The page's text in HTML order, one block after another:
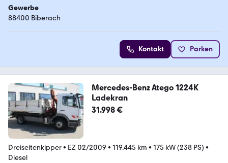
Gewerbe
88400 Biberach
Kontakt Parken
Mercedes-Benz Atego 1224K
Ladekran
31.998 €
Dreiseitenkipper• EZ 02/2009 • 119.445 km • 175 kW (238 PS) •
Diesel